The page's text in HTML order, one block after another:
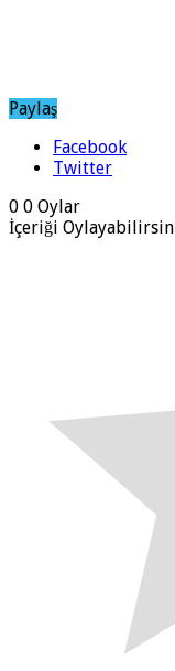
Paylaş
Facebook
Twitter
0 0 Oylar
İçeriği Oylayabilirsin